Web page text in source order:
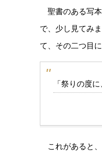
聖書のある写
で、少し見てみ
て、その二つ目
「祭りの度
これがあると